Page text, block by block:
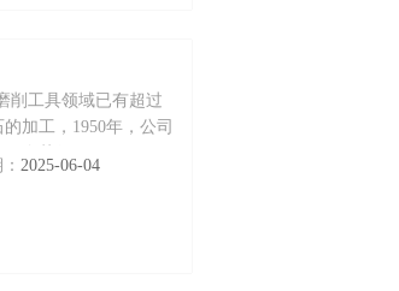
削工具领域已有超过
加工，1950年，公司
*个获得DIN EN ISO
：2025-06-04